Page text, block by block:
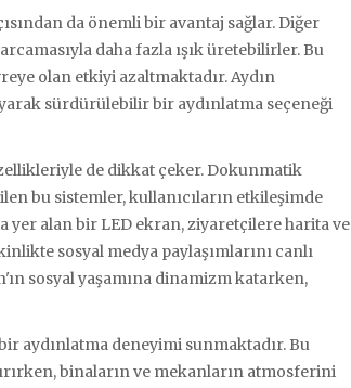
da önemli bir avantaj sağlar. Diğer
daha fazla ışık üretebilirler. Bu
olan etkiyi azaltmaktadır. Aydın
sürdürülebilir bir aydınlatma seçeneği
de dikkat çeker. Dokunmatik
bu sistemler, kullanıcıların etkileşimde
yer alan bir LED ekran, ziyaretçilere harita ve
sosyal medya paylaşımlarını canlı
sosyal yaşamına dinamizm katarken,
aydınlatma deneyimi sunmaktadır. Bu
binaların ve mekanların atmosferini